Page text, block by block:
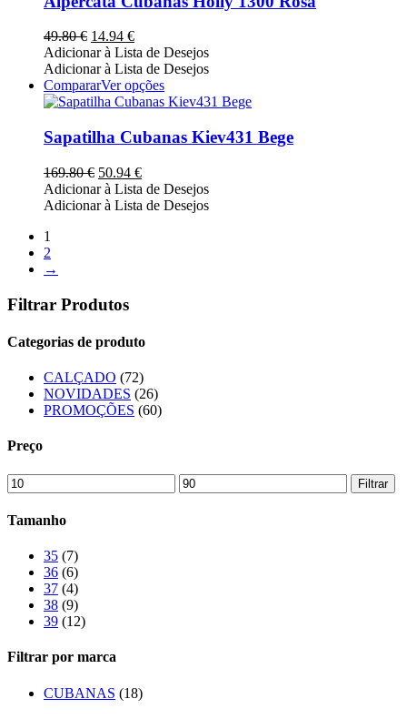
product
variants.
options
may
be
chosen
on
product
49.80€ O
preço
original
era:
49.80 €.
14.94 €O
preço
atual
é:
14.94 €.
Adicionar à Lista de Desejos
Adicionar à Lista de Desejos
CompararVer opçõesThis
product
multiple
variants.
options
may
be
Sapatilha Cubanas Kiev431 Bege
169.80€ O
preço
original
50.94 €O
preço
atual
Adicionar à Lista de Desejos
Adicionar à Lista de Desejos
1
2
→
Filtrar Produtos
Categorias de produto
CALÇADO (72)
NOVIDADES (26)
PROMOÇÕES (60)
Preço
Preço
mínimo
Preço
máximo
Filtrar
Tamanho
35 (7)
36 (6)
37 (4)
38 (9)
39 (12)
Filtrar por marca
CUBANAS (18)